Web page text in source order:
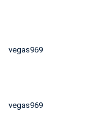
vegas969
vegas969